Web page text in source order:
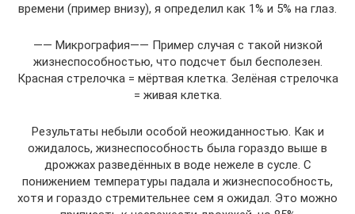
времени (пример внизу), я определил как 1% и 5% на глаз.
—— Микрография—— Пример случая с такой низкой
жизнеспособностью, что подсчет был бесполезен.
Красная стрелочка = мёртвая клетка. Зелёная стрелочка
= живая клетка.
Результаты небыли особой неожиданностью. Как и
ожидалось, жизнеспособность была гораздо выше в
дрожжах разведённых в воде нежеле в сусле. С
понижением температуры падала и жизнеспособность,
хотя и гораздо стремительнее сем я ожидал. Это можно